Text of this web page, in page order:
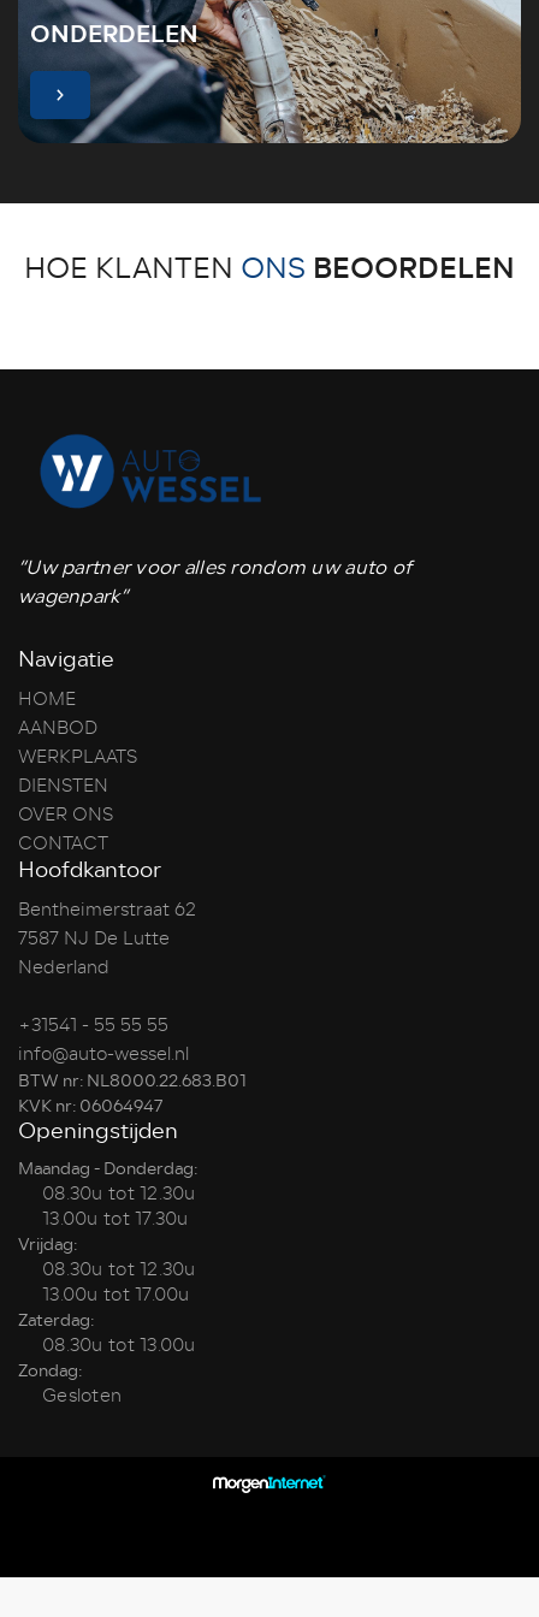
ONDERDELEN
HOE KLANTEN ONS BEOORDELEN
“Uw partner voor alles rondom uw auto of
wagenpark”
Navigatie
HOME
AANBOD
WERKPLAATS
DIENSTEN
OVER ONS
CONTACT
Hoofdkantoor
Bentheimerstraat 62
7587 NJ De Lutte
Nederland
+31541 - 55 55 55
info@auto-wessel.nl
BTW nr: NL8000.22.683.B01
KVK nr: 06064947
Openingstijden
Maandag - Donderdag:
08.30u tot 12.30u
13.00u tot 17.30u
Vrijdag:
08.30u tot 12.30u
13.00u tot 17.00u
Zaterdag:
08.30u tot 13.00u
Zondag:
Gesloten